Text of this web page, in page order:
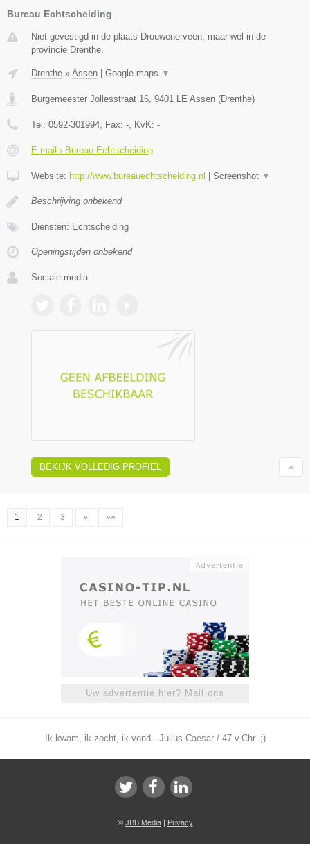
Bureau Echtscheiding
Niet gevestigd in de plaats Drouwenerveen, maar wel in de
provincie Drenthe.
Drenthe » Assen Google maps ▼
Burgemeester Jollesstraat 16, 9401 LE Assen (Drenthe)
Tel: 0592-301994, Fax: -, KvK: -
E-mail › Bureau Echtscheiding
Website: http://www.bureauechtscheiding.nl Screenshot ▼
Beschrijving onbekend
Diensten: Echtscheiding
Openingstijden onbekend
Sociale media:
BEKIJK VOLLEDIG PROFIEL
1 2 3 » »»
Uw advertentie hier? Mail ons
Ik kwam, ik zocht, ik vond - Julius Caesar / 47 v.Chr. ;)
© JBB Media| Privacy